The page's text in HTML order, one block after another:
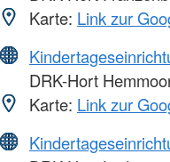
Karte: Link zur
DRK-Hort
Karte: Link zur